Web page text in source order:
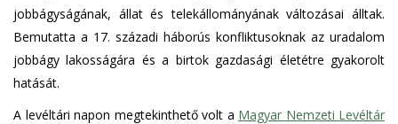
jobbágyságának, állat és telekállományának változásai álltak.
Bemutatta a 17. századi háborús konfliktusoknak az uradalom
jobbágy lakosságára és a birtok gazdasági életétre gyakorolt
hatását.
A levéltári napon megtekinthető volt a Magyar Nemzeti Levéltár